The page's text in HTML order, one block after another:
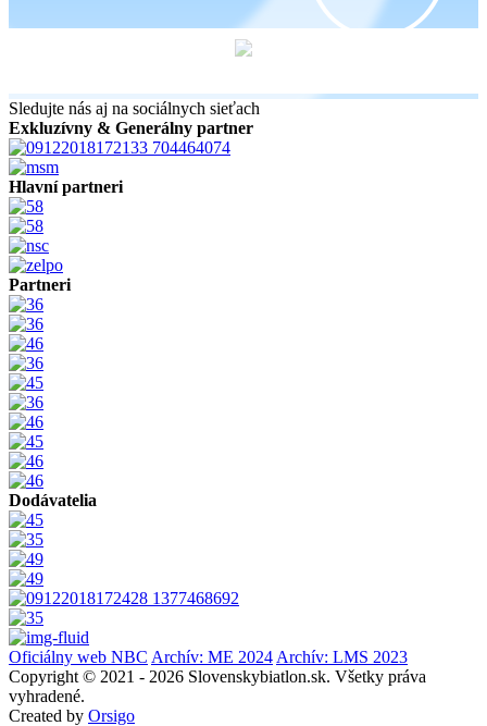
Sledujte nás aj na sociálnych sieťach
Exkluzívny & Generálny partner
Hlavní partneri
Partneri
Dodávatelia
Oficiálny web NBC Archív: ME 2024 Archív: LMS 2023
Copyright © 2021 - 2026 Slovenskybiatlon.sk. Všetky práva
vyhradené.
Created by Orsigo